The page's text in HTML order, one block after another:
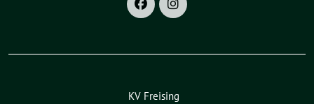
KV Freising